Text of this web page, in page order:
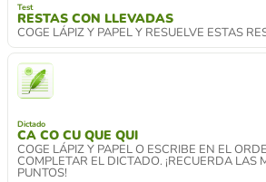
Test
RESTAS CON LLEVADAS
COGE LÁPIZ Y PAPEL Y RESUELVE ESTAS
Dictado
CA CO CU QUE QUI
COGE LÁPIZ Y PAPEL O ESCRIBE EN EL
COMPLETAR EL DICTADO. ¡RECUERDA LAS
PUNTOS!